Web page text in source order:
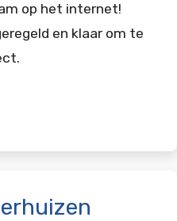
op het internet!
en klaar om te